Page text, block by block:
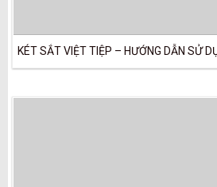
KÉT SẮT VIỆT TIỆP – HƯỚNG DẪN SỬ